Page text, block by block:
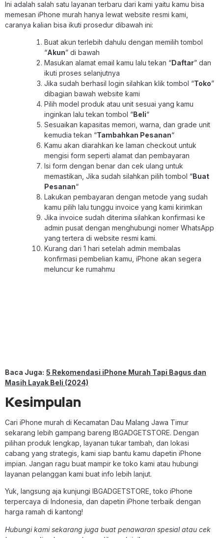
Ini adalah salah satu layanan terbaru dari kami yaitu kamu bisa
memesan iPhone murah hanya lewat website resmi kami,
caranya kalian bisa ikuti prosedur dibawah ini:
Buat akun terlebih dahulu dengan memilih tombol
“Akun” di bawah
Masukan alamat email kamu lalu tekan “Daftar” dan
ikuti proses selanjutnya
Jika sudah berhasil login silahkan klik tombol “Toko”
dibagian bawah website kami
Pilih model produk atau unit sesuai yang kamu
inginkan lalu tekan tombol “Beli“
Sesuaikan kapasitas memori, warna, dan grade unit
kemudia tekan “Tambahkan Pesanan“
Kamu akan diarahkan ke laman checkout untuk
mengisi form seperti alamat dan pembayaran
Isi form dengan benar dan cek ulang untuk
memastikan, Jika sudah silahkan pilih tombol “Buat
Pesanan“
Lakukan pembayaran dengan metode yang sudah
kamu pilih lalu tunggu invoice yang kami kirimkan
Jika invoice sudah diterima silahkan konfirmasi ke
admin pusat dengan menghubungi nomer WhatsApp
yang tertera di website resmi kami.
Kurang dari 1 hari setelah admin membalas
konfirmasi pembelian kamu, iPhone akan segera
meluncur ke rumahmu
Baca Juga: 5 Rekomendasi iPhone Murah Tapi Bagus dan
Masih Layak Beli (2024)
Kesimpulan
Cari iPhone murah di Kecamatan Dau Malang Jawa Timur
sekarang lebih gampang bareng IBGADGETSTORE. Dengan
pilihan produk lengkap, layanan tukar tambah, dan lokasi
cabang yang strategis, kami siap bantu kamu dapetin iPhone
impian. Jangan ragu buat mampir ke toko kami atau hubungi
layanan pelanggan kami buat info lebih lanjut.
Yuk, langsung aja kunjungi IBGADGETSTORE, toko iPhone
terpercaya di Indonesia, dan dapetin iPhone terbaik dengan
harga ramah di kantong!
Hubungi kami sekarang juga buat penawaran spesial atau cek